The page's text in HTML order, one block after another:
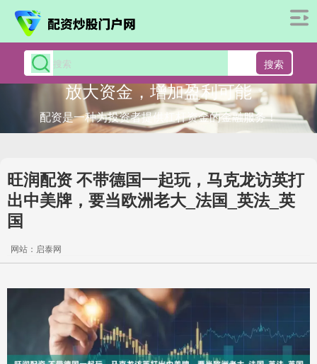
搜索
放大资金，增加盈利可能
配资是一种为投资者提供杠杆资金的金融服务！
旺润配资 不带德国一起玩，马克龙访英打
出中美牌，要当欧洲老大_法国_英法_英
国
网站：启泰网